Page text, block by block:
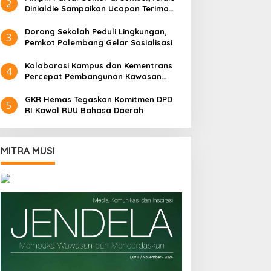
2
Dinialdie Sampaikan Ucapan Terima
3
Dorong Sekolah Peduli Lingkungan,
Pemkot Palembang Gelar Sosialisasi
4
Kolaborasi Kampus dan Kementrans
Percepat Pembangunan Kawasan
5
GKR Hemas Tegaskan Komitmen DPD
RI Kawal RUU Bahasa Daerah
MITRA MUSI